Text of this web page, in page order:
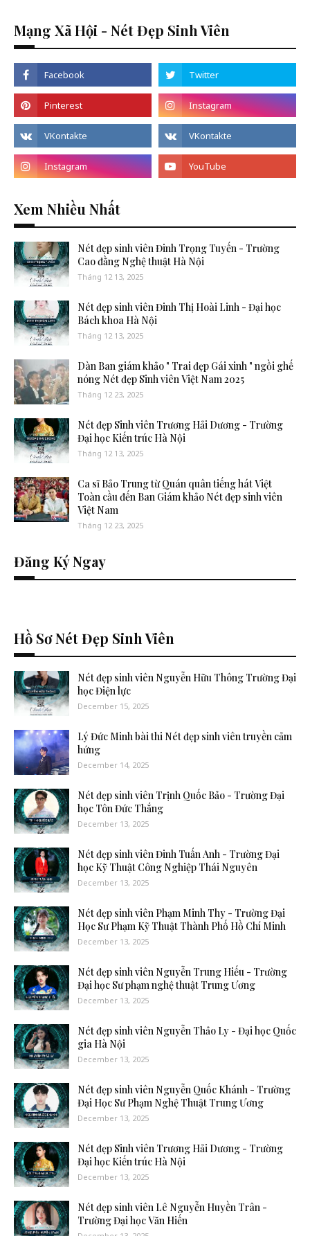
Mạng Xã Hội - Nét Đẹp Sinh Viên
Xem Nhiều Nhất
Nét đẹp sinh viên Đinh Trọng Tuyến - Trường
Cao đằng Nghệ thuật Hà Nội
Tháng 12 13, 2025
Nét đẹp sinh viên Đinh Thị Hoài Linh - Đại học
Bách khoa Hà Nội
Tháng 12 13, 2025
Dàn Ban giám khảo " Trai đẹp Gái xinh " ngồi ghế
nóng Nét đẹp Sinh viên Việt Nam 2025
Tháng 12 23, 2025
Nét đẹp Sinh viên Trương Hải Dương - Trường
Đại học Kiến trúc Hà Nội
Tháng 12 13, 2025
Ca sĩ Bảo Trung từ Quán quân tiếng hát Việt
Toàn cầu đến Ban Giám khảo Nét đẹp sinh viên
Việt Nam
Tháng 12 23, 2025
Đăng Ký Ngay
Hồ Sơ Nét Đẹp Sinh Viên
Nét đẹp sinh viên Nguyễn Hữu Thông Trường Đại
học Điện lực
December 15, 2025
Lý Đức Minh bài thi Nét đẹp sinh viên truyền cảm
hứng
December 14, 2025
Nét đẹp sinh viên Trịnh Quốc Bảo - Trường Đại
học Tôn Đức Thắng
December 13, 2025
Nét đẹp sinh viên Đinh Tuấn Anh - Trường Đại
học Kỹ Thuật Công Nghiệp Thái Nguyên
December 13, 2025
Nét đẹp sinh viên Phạm Minh Thy - Trường Đại
Học Sư Phạm Kỹ Thuật Thành Phố Hồ Chí Minh
December 13, 2025
Nét đẹp sinh viên Nguyễn Trung Hiếu - Trường
Đại học Sư phạm nghệ thuật Trung Ương
December 13, 2025
Nét đẹp sinh viên Nguyễn Thảo Ly - Đại học Quốc
gia Hà Nội
December 13, 2025
Nét đẹp sinh viên Nguyễn Quốc Khánh - Trường
Đại Học Sư Phạm Nghệ Thuật Trung Ương
December 13, 2025
Nét đẹp Sinh viên Trương Hải Dương - Trường
Đại học Kiến trúc Hà Nội
December 13, 2025
Nét đẹp sinh viên Lê Nguyễn Huyền Trân -
Trường Đại học Văn Hiến